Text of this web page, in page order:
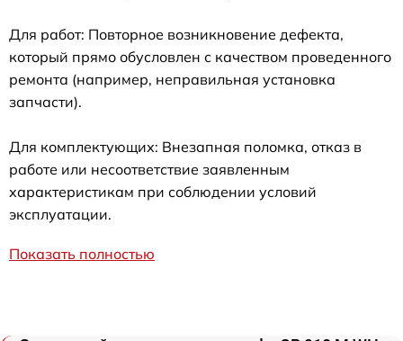
Для работ: Повторное возникновение дефекта,
который прямо обусловлен с качеством проведенного
ремонта (например, неправильная установка
запчасти).
Для комплектующих: Внезапная поломка, отказ в
работе или несоответствие заявленным
характеристикам при соблюдении условий
эксплуатации.
Показать полностью